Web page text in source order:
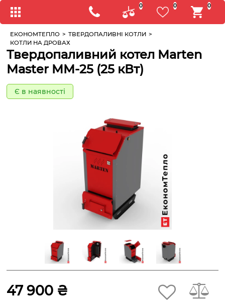
0 0 0
ЕКОНОМТЕПЛО > ТВЕРДОПАЛИВНІ КОТЛИ >
КОТЛИ НА ДРОВАХ
Твердопаливний котел Marten
Master MM-25 (25 кВт)
Є в наявності
47 900 ₴